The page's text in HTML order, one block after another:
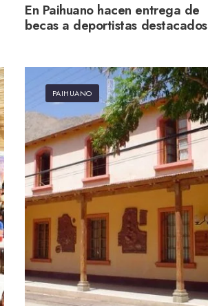
En Paihuano hacen entrega de
becas a deportistas destacados
PAIHUANO